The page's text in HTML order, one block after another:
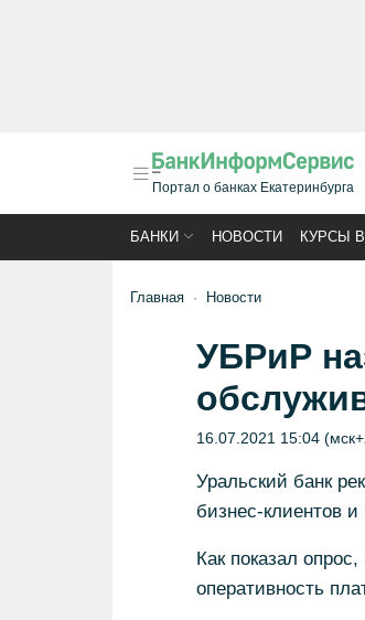
Портал о банках Екатеринбурга
БАНКИ НОВОСТИ КУРСЫ
Главная Новости
УБРиР
16.07.2021 15:04
Уральский банк
бизнес-клиентов
Как показал
оперативность